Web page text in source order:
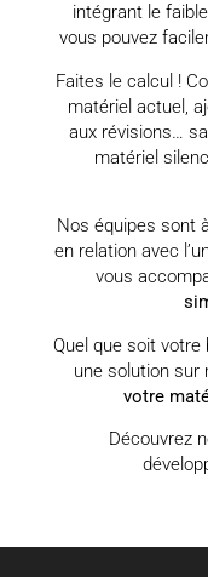
intégrant le
vous pouvez
Faites le calcul !
matériel actuel,
aux révisions…
matériel
Nos équipes sont
en relation avec
vous
Quel que soit votre
une solution sur
votre
Découvrez